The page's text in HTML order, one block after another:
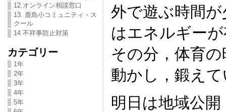
12.オンライン相談窓口
13. 鹿島小コミュニティ・ス
クール
14 不祥事防止対策
カテゴリー
1年
2年
3年
4年
5年
外で遊ぶ時間
はエネルギー
その分，体育
動かし，鍛え
明日は地域公